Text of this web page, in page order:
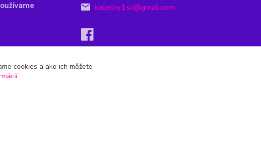
kabelky1.sk@gmail.com
cookies a ako ich môžete